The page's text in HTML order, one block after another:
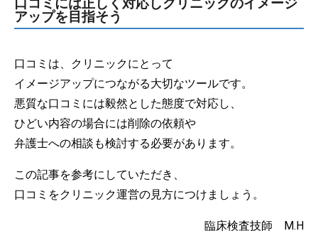
口コミには正しく対応しクリニックのイメージ
アップを目指そう
口コミは、クリニックにとって
イメージアップにつながる大切なツールです。
悪質な口コミには毅然とした態度で対応し、
ひどい内容の場合には削除の依頼や
弁護士への相談も検討する必要があります。
この記事を参考にしていただき、
口コミをクリニック運営の見方につけましょう。
臨床検査技師 M.H